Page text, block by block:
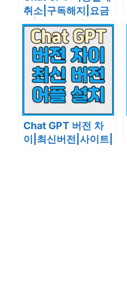
취소|구독해지|요금
제|무료
Chat GPT 버전 차
이|최신버전|사이트|